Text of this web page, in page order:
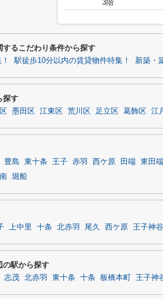
3階
るこだわり条件から探す
駅徒歩10分以内の賃貸物件特集！ 新築・
探す
墨田区 江東区 荒川区 足立区 葛飾区 江
豊島 東十条 王子 赤羽 西ケ原 田端 東田端
堀船
上中里 十条 北赤羽 尾久 西ケ原 王子神谷
の駅から探す
志茂 北赤羽 東十条 十条 板橋本町 王子神